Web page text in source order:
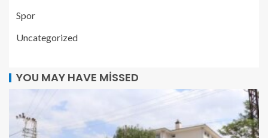
Spor
Uncategorized
YOU MAY HAVE MISSED